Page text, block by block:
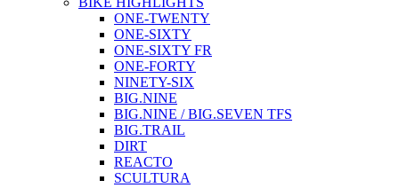
ONE-TWENTY
ONE-SIXTY
ONE-SIXTY FR
ONE-FORTY
NINETY-SIX
BIG.NINE
BIG.NINE / BIG.SEVEN TFS
BIG.TRAIL
DIRT
REACTO
SCULTURA